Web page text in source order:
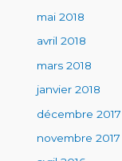
mai 2018
avril 2018
mars 2018
janvier 2018
décembre 2017
novembre 2017